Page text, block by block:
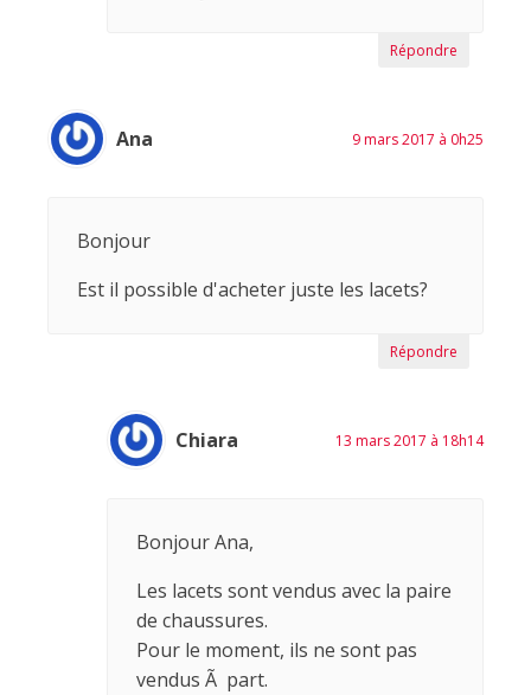
Répondre
Ana 9 mars 2017 à 0h25
Bonjour
Est il possible d'acheter juste les lacets?
Répondre
Chiara 13 mars 2017 à 18h14
Bonjour Ana,
Les lacets sont vendus avec la paire
de chaussures.
Pour le moment, ils ne sont pas
vendus Ã part.